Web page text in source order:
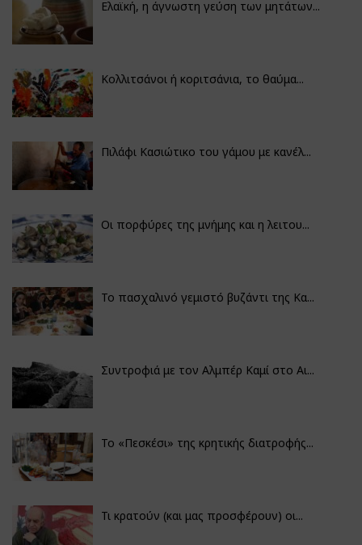
Ελαϊκή, η άγνωστη γεύση των μητάτων...
Κολλιτσάνοι ή κοριτσάνια, το θαύμα...
Πιλάφι Κασιώτικο του γάμου με κανέλ...
Οι πορφύρες της μνήμης και η λειτου...
Το πασχαλινό γεμιστό βυζάντι της Κα...
Συντροφιά με τον Αλμπέρ Καμί στο Αι...
Το «Πεσκέσι» της κρητικής διατροφής...
Τι κρατούν (και μας προσφέρουν) οι...